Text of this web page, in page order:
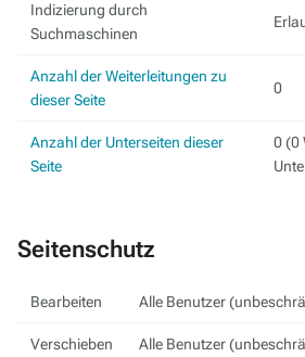
Indizierung durch
Suchmaschinen
Anzahl der Weiterleitungen zu
dieser Seite
0
Anzahl der Unterseiten dieser
Seite
0 (0
Seitenschutz
Bearbeiten Alle Benutzer
Verschieben Alle Benutzer